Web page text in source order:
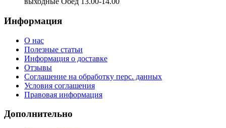
Информация
О нас
Полезные статьи
Информация о доставке
Отзывы
Соглашение на обработку перс. данных
Условия соглашения
Правовая информация
Дополнительно